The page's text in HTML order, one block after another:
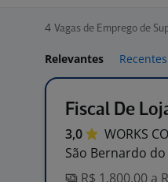
4 Vagas de Emprego de
Relevantes Recentes
Fiscal De
3,0 WORKS
São Bernardo do
R$ 1.800,00 a